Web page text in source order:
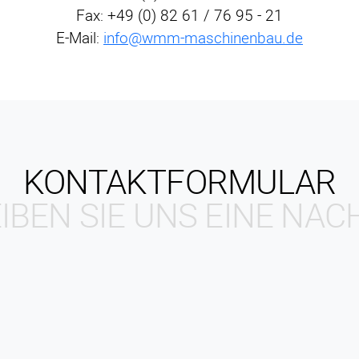
Fax: +49 (0) 82 61 / 76 95 - 21
E-Mail: info@wmm-maschinenbau.de
KONTAKTFORMULAR
SIE UNS EINE